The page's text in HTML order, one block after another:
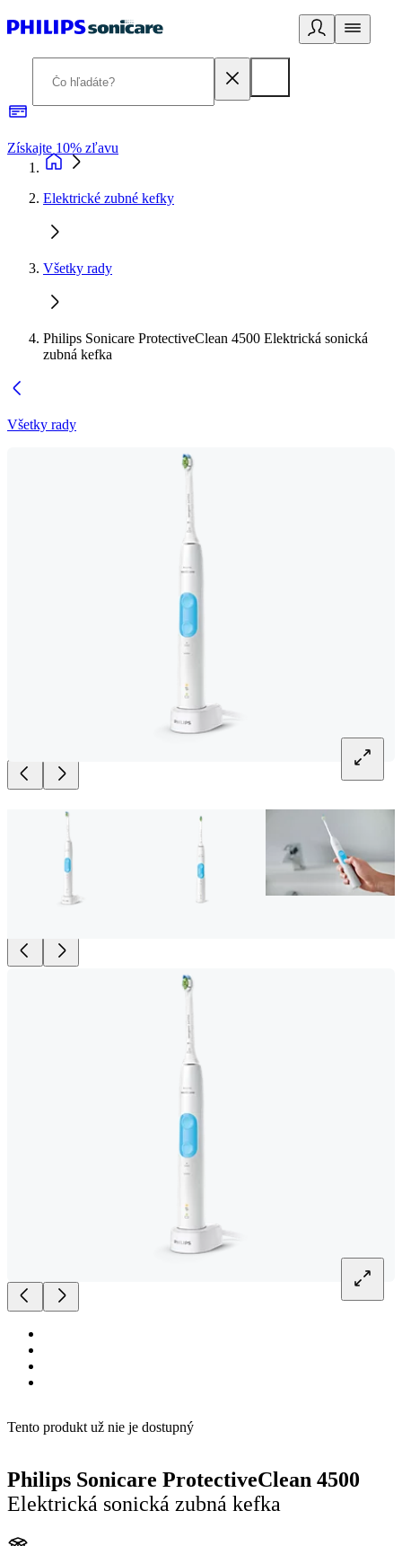
Získajte 10% zľavu
Elektrické zubné kefky
Všetky rady
Philips Sonicare ProtectiveClean 4500 Elektrická sonická
zubná kefka
Všetky rady
Tento produkt už nie je dostupný
Philips Sonicare ProtectiveClean 4500
Elektrická sonická zubná kefka